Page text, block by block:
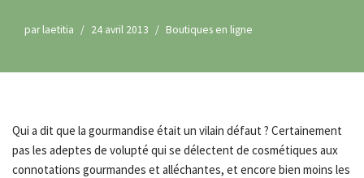
parlaetitia 24 avril 2013 Boutiques en ligne
Qui a dit que la gourmandise était un vilain défaut ? Certainement
pas les adeptes de volupté qui se délectent de cosmétiques aux
connotations gourmandes et alléchantes, et encore bien moins les